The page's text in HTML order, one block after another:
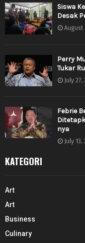
Siswa
Desak
August
Perry
Tukar
July 27,
Febrie
nya
July
KATEGORI
Art
Art
Business
Culinary